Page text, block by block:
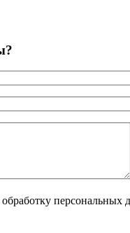
обработку персональных